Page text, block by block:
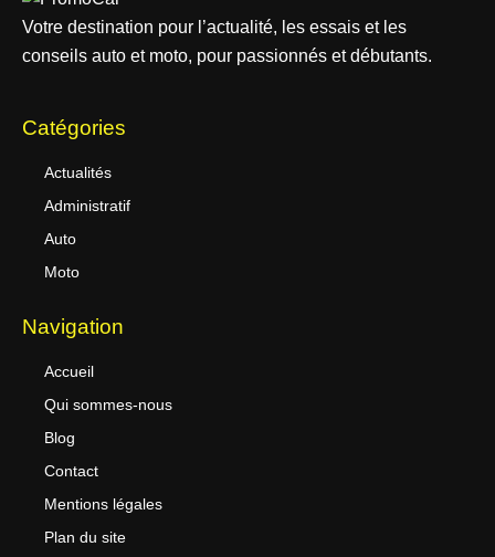
Votre destination pour l’actualité, les essais et les
conseils auto et moto, pour passionnés et débutants.
Catégories
Actualités
Administratif
Auto
Moto
Navigation
Accueil
Qui sommes-nous
Blog
Contact
Mentions légales
Plan du site